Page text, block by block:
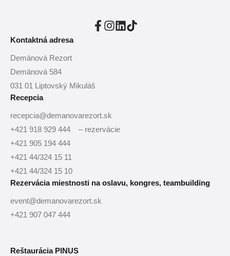
Kontaktná adresa
Demänová Rezort
Demänová 584
031 01 Liptovský Mikuláš
Recepcia
recepcia@demanovarezort.sk
+421 918 929 444 – rezervácie
+421 905 194 444
+421 44/324 15 11
+421 44/324 15 10
Rezervácia miestnosti na oslavu, kongres, teambuilding
event@demanovarezort.sk
+421 907 047 444
Reštaurácia PINUS